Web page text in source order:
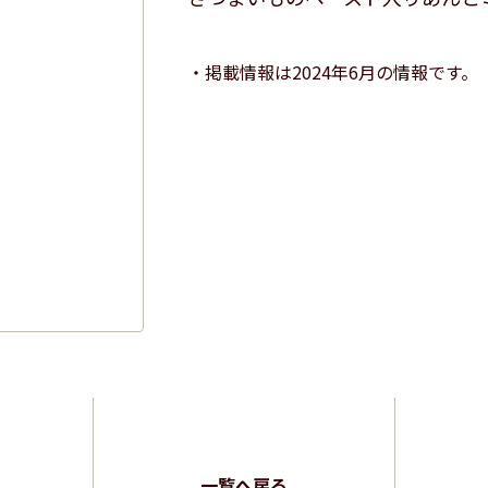
掲載情報は2024年6月の情報です。